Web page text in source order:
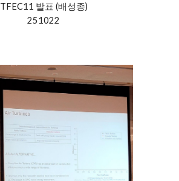
TFEC11 발표 (배성종)
251022